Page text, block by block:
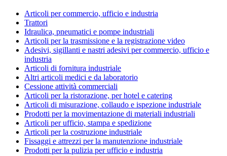
Articoli per commercio, ufficio e industria
Trattori
Idraulica, pneumatici e pompe industriali
Articoli per la trasmissione e la registrazione video
Adesivi, sigillanti e nastri adesivi per commercio, ufficio e
industria
Articoli di fornitura industriale
Altri articoli medici e da laboratorio
Cessione attività commerciali
Articoli per la ristorazione, per hotel e catering
Articoli di misurazione, collaudo e ispezione industriale
Prodotti per la movimentazione di materiali industriali
Articoli per ufficio, stampa e spedizione
Articoli per la costruzione industriale
Fissaggi e attrezzi per la manutenzione industriale
Prodotti per la pulizia per ufficio e industria